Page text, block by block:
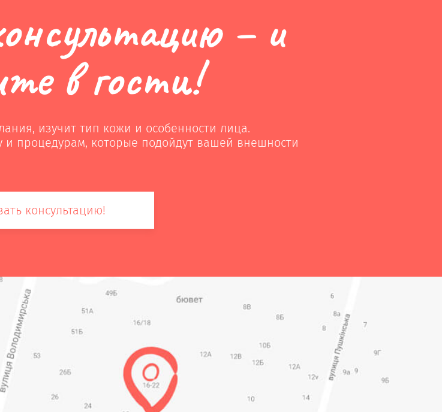
– и
в гости!
изучит тип кожи и особенности лица.
процедурам, которые подойдут вашей внешности
консультацию!